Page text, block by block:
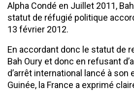
Alpha Condé en Juillet 2011,
statut de réfugié politique
13 février 2012.
En accordant donc le statut de
Bah Oury et donc en refusant
d’arrêt international lancé à son
Guinée, la France a exprimé